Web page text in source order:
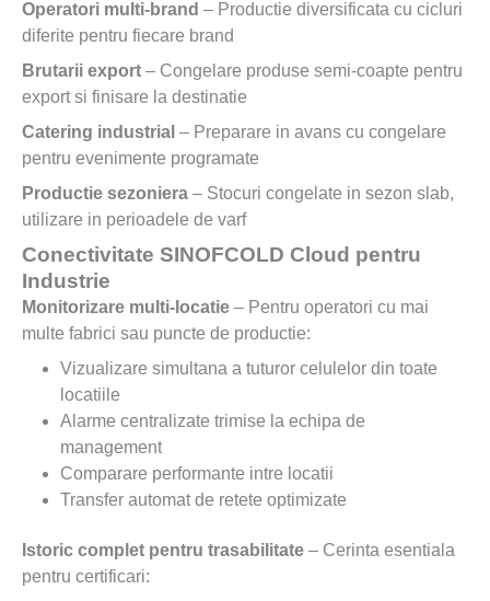
Operatori multi-brand – Productie diversificata cu cicluri
diferite pentru fiecare brand
Brutarii export – Congelare produse semi-coapte pentru
export si finisare la destinatie
Catering industrial – Preparare in avans cu congelare
pentru evenimente programate
Productie sezoniera – Stocuri congelate in sezon slab,
utilizare in perioadele de varf
Conectivitate SINOFCOLD Cloud pentru
Industrie
Monitorizare multi-locatie – Pentru operatori cu mai
multe fabrici sau puncte de productie:
Vizualizare simultana a tuturor celulelor din toate
locatiile
Alarme centralizate trimise la echipa de
management
Comparare performante intre locatii
Transfer automat de retete optimizate
Istoric complet pentru trasabilitate – Cerinta esentiala
pentru certificari: